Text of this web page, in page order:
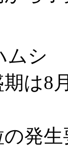
シ
は8
発